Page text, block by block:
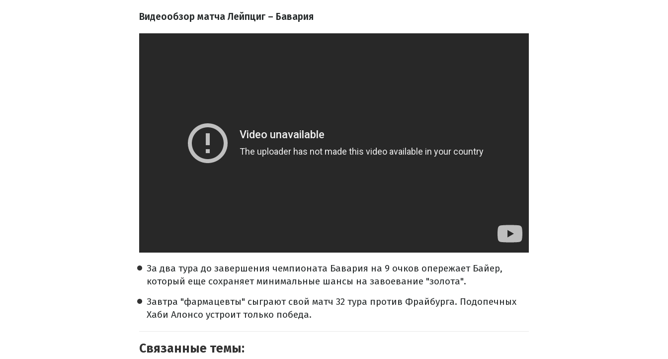
Видеообзор матча Лейпциг – Бавария
За два тура до завершения чемпионата Бавария на 9 очков опережает Байер,
который еще сохраняет минимальные шансы на завоевание "золота".
Завтра "фармацевты" сыграют свой матч 32 тура против Фрайбурга. Подопечных
Хаби Алонсо устроит только победа.
Связанные темы: